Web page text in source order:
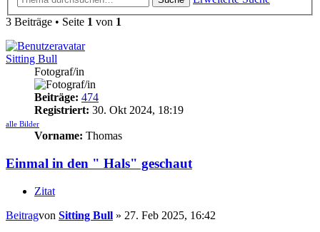
3 Beiträge • Seite 1 von 1
Sitting Bull
Fotograf/in
Beiträge: 474
Registriert: 30. Okt 2024, 18:19
alle Bilder
Vorname: Thomas
Einmal in den " Hals" geschaut
Zitat
Beitragvon Sitting Bull » 27. Feb 2025, 16:42